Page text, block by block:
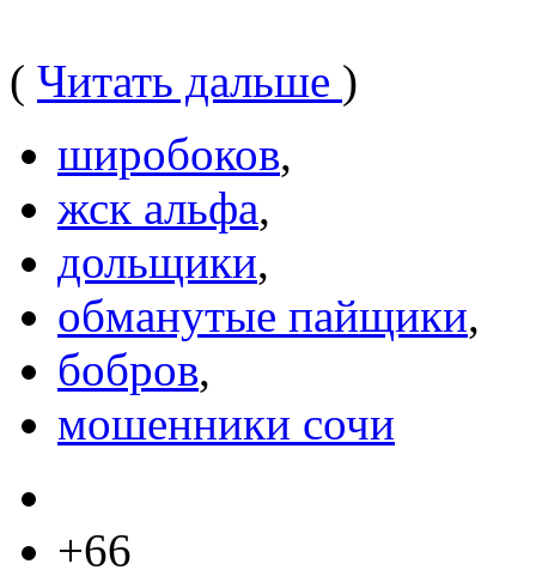
( Читать дальше )
широбоков,
жск альфа,
дольщики,
обманутые пайщики,
бобров,
мошенники сочи
+66